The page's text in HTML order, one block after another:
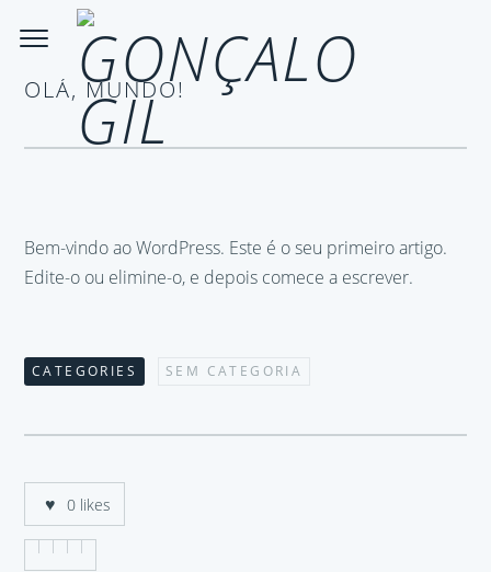
OLÁ, MUNDO!
Bem-vindo ao WordPress. Este é o seu primeiro artigo.
Edite-o ou elimine-o, e depois comece a escrever.
CATEGORIES SEM CATEGORIA
0 likes